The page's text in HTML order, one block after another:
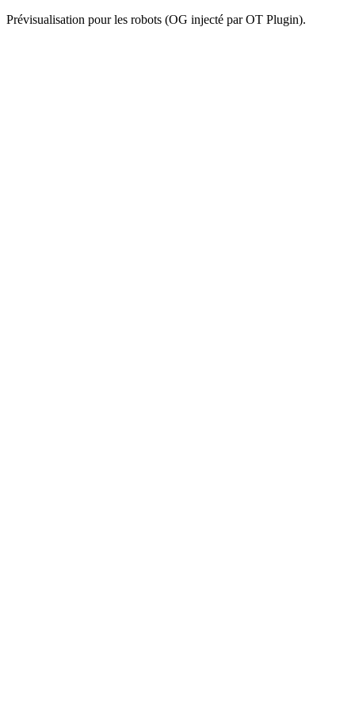
Prévisualisation pour les robots (OG injecté par OT Plugin).